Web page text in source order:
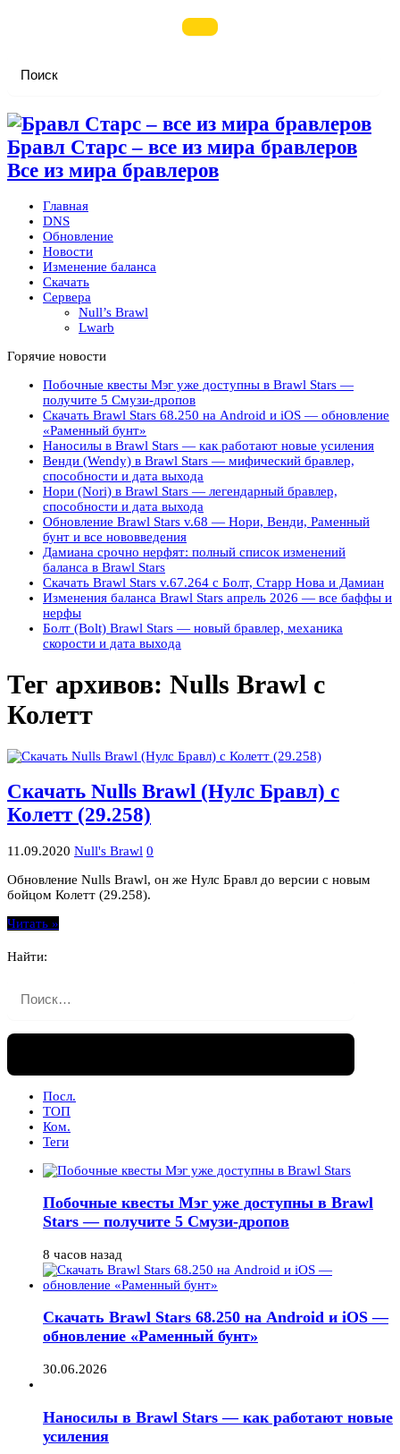
Бравл Старс – все из мира бравлеров
Все из мира бравлеров
Главная
DNS
Обновление
Новости
Изменение баланса
Скачать
Сервера
Null’s Brawl
Lwarb
Горячие новости
Побочные квесты Мэг уже доступны в Brawl Stars —
получите 5 Смузи-дропов
Скачать Brawl Stars 68.250 на Android и iOS — обновление
«Раменный бунт»
Наносилы в Brawl Stars — как работают новые усиления
Венди (Wendy) в Brawl Stars — мифический бравлер,
способности и дата выхода
Нори (Nori) в Brawl Stars — легендарный бравлер,
способности и дата выхода
Обновление Brawl Stars v.68 — Нори, Венди, Раменный
бунт и все нововведения
Дамиана срочно нерфят: полный список изменений
баланса в Brawl Stars
Скачать Brawl Stars v.67.264 с Болт, Старр Нова и Дамиан
Изменения баланса Brawl Stars апрель 2026 — все баффы и
нерфы
Болт (Bolt) Brawl Stars — новый бравлер, механика
скорости и дата выхода
Тег архивов: Nulls Brawl с
Колетт
Скачать Nulls Brawl (Нулс Бравл) с
Колетт (29.258)
11.09.2020 Null's Brawl 0
Обновление Nulls Brawl, он же Нулс Бравл до версии с новым
бойцом Колетт (29.258).
Читать »
Найти:
Посл.
ТОП
Ком.
Теги
Побочные квесты Мэг уже доступны в Brawl
Stars — получите 5 Смузи-дропов
8 часов назад
Скачать Brawl Stars 68.250 на Android и iOS —
обновление «Раменный бунт»
30.06.2026
Наносилы в Brawl Stars — как работают новые
усиления